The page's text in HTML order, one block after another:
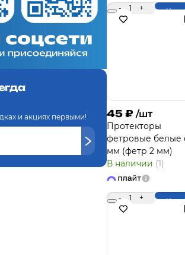
и акциях первыми!
- 1 +
45 ₽ /шт
Протекторы
фетровые белые
мм (фетр 2 мм)
В наличии (1)
- 1 +